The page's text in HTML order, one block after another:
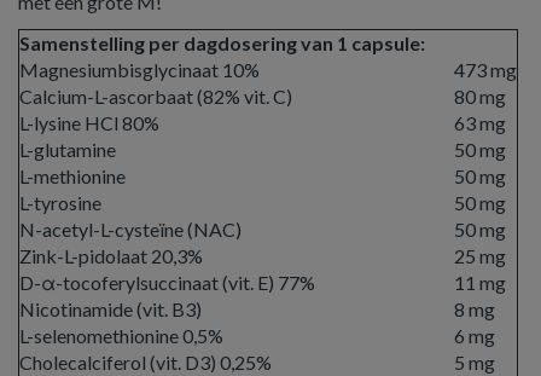
Samenstelling per dagdosering van 1 capsule:
Magnesiumbisglycinaat 10%
473 mg
Calcium-L-ascorbaat (82% vit. C)
80 mg
L-lysine HCl 80%
63 mg
L-glutamine
50 mg
L-methionine
50 mg
L-tyrosine
50 mg
N-acetyl-L-cysteïne (NAC)
50 mg
Zink-L-pidolaat 20,3%
25 mg
D-α-tocoferylsuccinaat (vit. E) 77%
11 mg
Nicotinamide (vit. B3)
8 mg
L-selenomethionine 0,5%
6 mg
Cholecalciferol (vit. D3) 0,25%
5 mg